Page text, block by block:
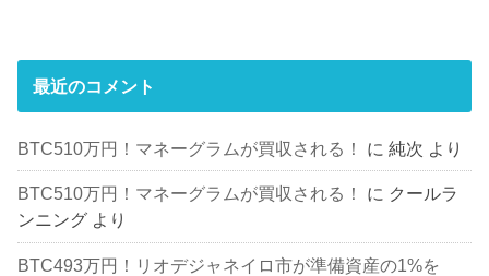
最近のコメント
BTC510万円！マネーグラムが買収される！ に純次 より
BTC510万円！マネーグラムが買収される！ に クールラ
ンニング より
BTC493万円！リオデジャネイロ市が準備資産の1%を